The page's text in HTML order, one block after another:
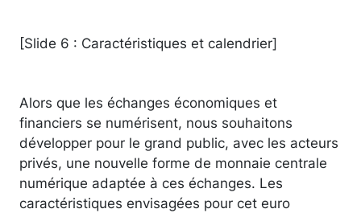
[Slide 6 : Caractéristiques et calendrier]
Alors que les échanges économiques et
financiers se numérisent, nous souhaitons
développer pour le grand public, avec les acteurs
privés, une nouvelle forme de monnaie centrale
numérique adaptée à ces échanges. Les
caractéristiques envisagées pour cet euro